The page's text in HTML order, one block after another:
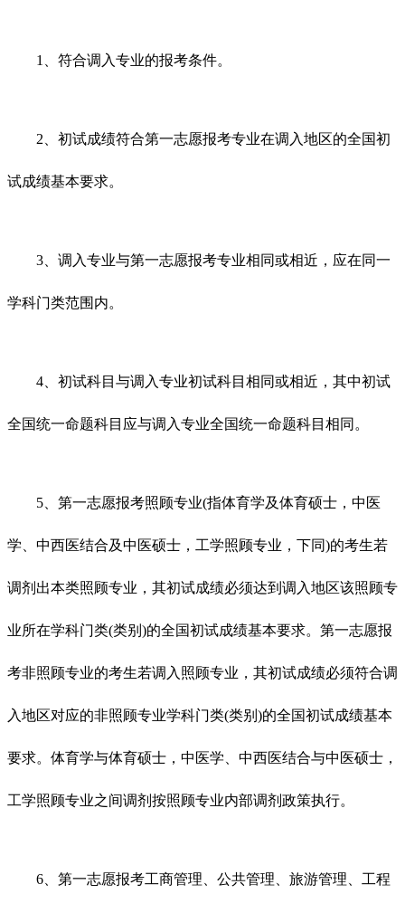
1、符合调入专业的报考条件。
2、初试成绩符合第一志愿报考专业在调入地区的全国初
试成绩基本要求。
3、调入专业与第一志愿报考专业相同或相近，应在同一
学科门类范围内。
4、初试科目与调入专业初试科目相同或相近，其中初试
全国统一命题科目应与调入专业全国统一命题科目相同。
5、第一志愿报考照顾专业(指体育学及体育硕士，中医
学、中西医结合及中医硕士，工学照顾专业，下同)的考生若
调剂出本类照顾专业，其初试成绩必须达到调入地区该照顾专
业所在学科门类(类别)的全国初试成绩基本要求。第一志愿报
考非照顾专业的考生若调入照顾专业，其初试成绩必须符合调
入地区对应的非照顾专业学科门类(类别)的全国初试成绩基本
要求。体育学与体育硕士，中医学、中西医结合与中医硕士，
工学照顾专业之间调剂按照顾专业内部调剂政策执行。
6、第一志愿报考工商管理、公共管理、旅游管理、工程